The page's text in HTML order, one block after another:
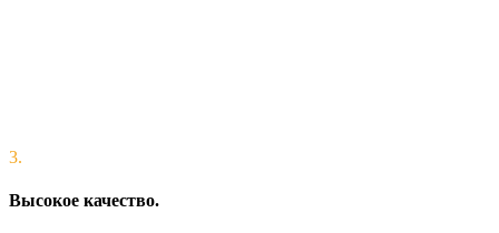
3.
Высокое качество.